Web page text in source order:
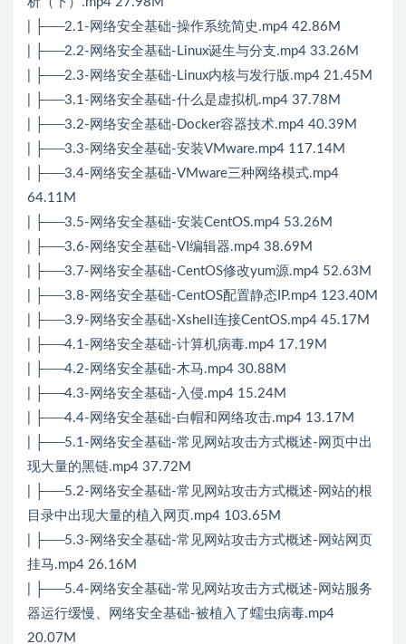
| ├──2.1-网络安全基础-操作系统简史.mp4 42.86M
| ├──2.2-网络安全基础-Linux诞生与分支.mp4 33.26M
| ├──2.3-网络安全基础-Linux内核与发行版.mp4 21.45M
| ├──3.1-网络安全基础-什么是虚拟机.mp4 37.78M
| ├──3.2-网络安全基础-Docker容器技术.mp4 40.39M
| ├──3.3-网络安全基础-安装VMware.mp4 117.14M
| ├──3.4-网络安全基础-VMware三种网络模式.mp4
64.11M
| ├──3.5-网络安全基础-安装CentOS.mp4 53.26M
| ├──3.6-网络安全基础-VI编辑器.mp4 38.69M
| ├──3.7-网络安全基础-CentOS修改yum源.mp4 52.63M
| ├──3.8-网络安全基础-CentOS配置静态IP.mp4 123.40M
| ├──3.9-网络安全基础-Xshell连接CentOS.mp4 45.17M
| ├──4.1-网络安全基础-计算机病毒.mp4 17.19M
| ├──4.2-网络安全基础-木马.mp4 30.88M
| ├──4.3-网络安全基础-入侵.mp4 15.24M
| ├──4.4-网络安全基础-白帽和网络攻击.mp4 13.17M
| ├──5.1-网络安全基础-常见网站攻击方式概述-网页中出
现大量的黑链.mp4 37.72M
| ├──5.2-网络安全基础-常见网站攻击方式概述-网站的根
目录中出现大量的植入网页.mp4 103.65M
| ├──5.3-网络安全基础-常见网站攻击方式概述-网站网页
挂马.mp4 26.16M
| ├──5.4-网络安全基础-常见网站攻击方式概述-网站服务
器运行缓慢、网络安全基础-被植入了蠕虫病毒.mp4
20.07M